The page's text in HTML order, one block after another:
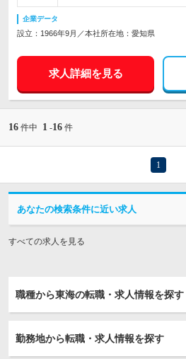
企業データ
設立：1966年9月／本社所在地：愛知県
求人詳細を見る
16 件中 1 -16 件
1
あなたの検索条件に近い求人
すべての求人を見る
職種から東海の転職・求人情報を探す
勤務地から転職・求人情報を探す